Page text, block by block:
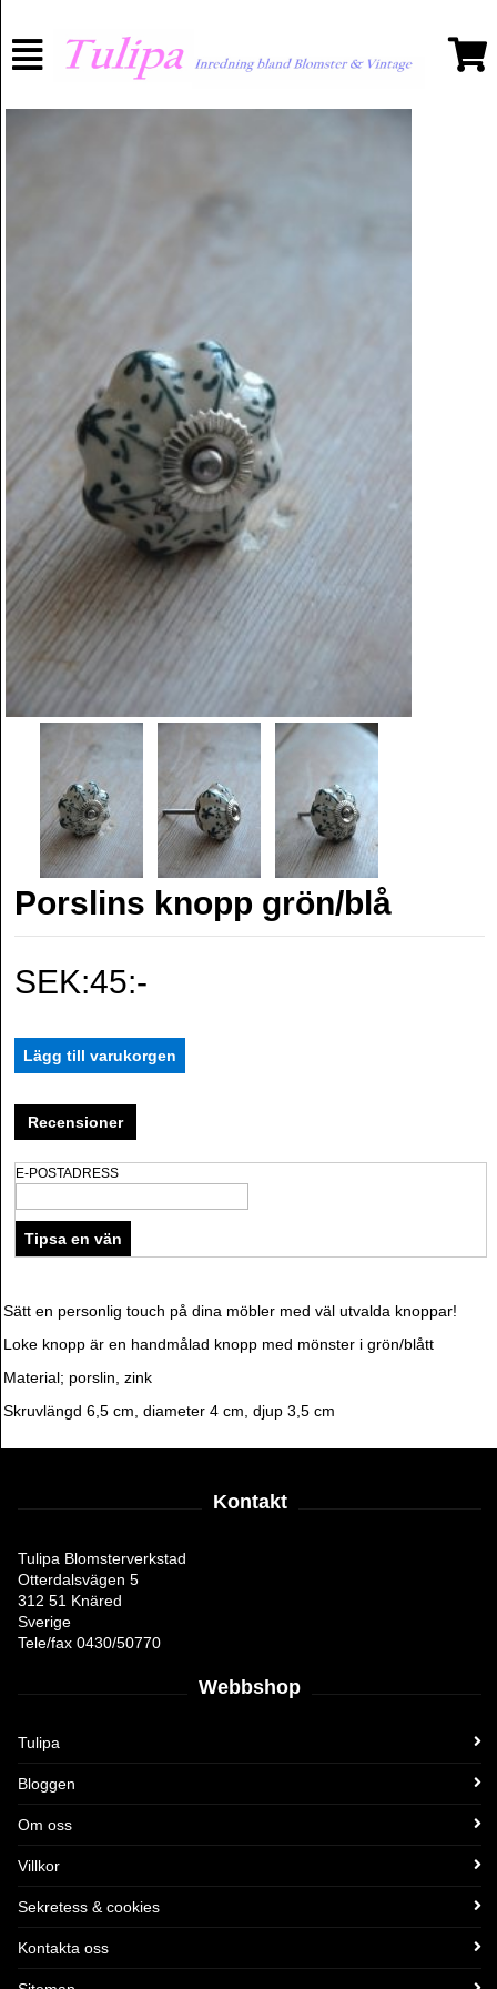
Porslins knopp grön/blå
SEK:45:-
Recensioner
E-POSTADRESS
Sätt en personlig touch på dina möbler med väl utvalda knoppar!
Loke knopp är en handmålad knopp med mönster i grön/blått
Material; porslin, zink
Skruvlängd 6,5 cm, diameter 4 cm, djup 3,5 cm
Kontakt
Tulipa Blomsterverkstad
Otterdalsvägen 5
312 51 Knäred
Sverige
Tele/fax 0430/50770
Webbshop
Tulipa
Bloggen
Om oss
Villkor
Sekretess & cookies
Kontakta oss